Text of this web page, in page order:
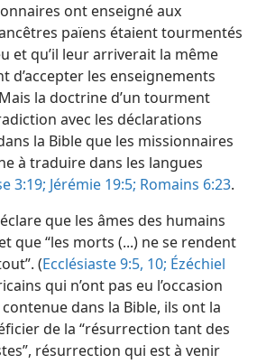
ont enseigné aux
païens étaient tourmentés
et qu’il leur arriverait la même
d’accepter les enseignements
la doctrine d’un tourment
avec les déclarations
la Bible que les missionnaires
à traduire dans les langues
3:19; Jérémie 19:5; Romains 6:23.
que les âmes des humains
que “les morts (...) ne se rendent
(Ecclésiaste 9:5, 10; Ézéchiel
qui n’ont pas eu l’occasion
dans la Bible, ils ont la
de la “résurrection tant des
résurrection qui est à venir